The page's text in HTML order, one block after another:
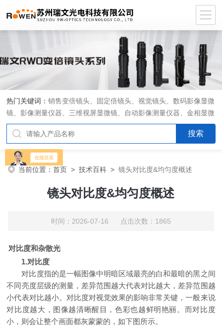
热门关键词：销售变倍镜头、固定倍镜头、视觉镜头、数码影像显微
镜、影像测量仪器、三维视屏显微镜、自动影像测量仪器、金相显微
镜、工具显微镜、显微分析软件、定制显微光学系统
当前位置：首页 >技术百科 >镜头对比度&均匀度概述
镜头对比度&均匀度概述
时间：2026-07-16 点击次数：1865
对比度和杂散光
1.对比度
对比度指的是一幅图像中明暗区域最亮的白和最暗的黑之间
不同亮度层级的测量，差异范围越大代表对比越大，差异范围越
小代表对比越小。对比度对视觉效果的影响非常关键，一般来说
对比度越大，图像越清晰醒目，色彩也越鲜明艳丽。而对比度
小，则会让整个画面都灰蒙蒙的，如下图所示。